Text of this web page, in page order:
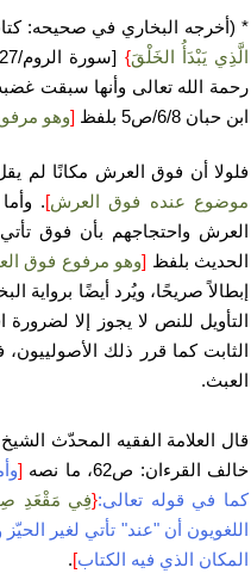
* (أخرجه البخاري في صحيحه:
الَّذِي يَبْدَأُ الخَلْقَ}
رحمة الله تعالى وأنها سبقت
ابن حبان 6/8/ص5 بلفظ
[وهو
فلولا أن فوق العرش مكانًا لم
موضوع عنده فوق العرش]
.
العرش واحتجاجهم بأن فوق
الحديث بلفظ [وهو مرفوع فوق
إبطالاً صريحًا، ويُرد أيضًا برواية
التأويل للنص لا يجوز إلا لضرورة
الثابت كما قرر ذلك
العبث.
قال العلامة الفقيه المحدّث
خالف القرءان: ص62، ما نصه
[
كما في قوله تعالى:{فِي مَقْعَدِ
اللغويون أن "عند" تأتي لغير
المكان الذي فيه الكتاب]
.